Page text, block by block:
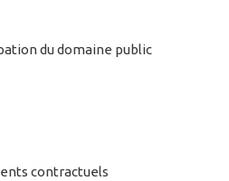
du domaine public
contractuels